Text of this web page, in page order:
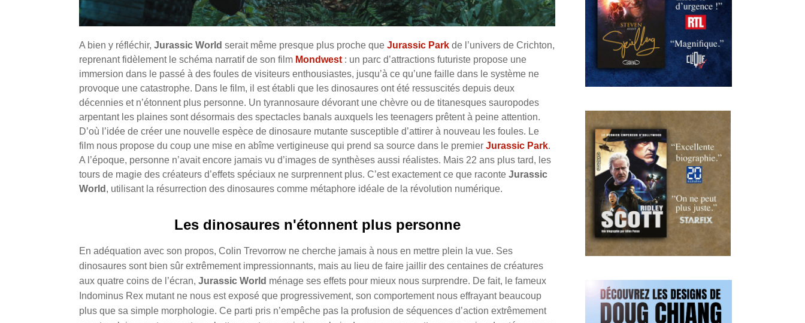
A bien y réfléchir, Jurassic World serait même presque plus proche que Jurassic Park de l’univers de Crichton,
reprenant fidèlement le schéma narratif de son film Mondwest : un parc d’attractions futuriste propose une
immersion dans le passé à des foules de visiteurs enthousiastes, jusqu’à ce qu’une faille dans le système ne
provoque une catastrophe. Dans le film, il est établi que les dinosaures ont été ressuscités depuis deux
décennies et n’étonnent plus personne. Un tyrannosaure dévorant une chèvre ou de titanesques sauropodes
arpentant les plaines sont désormais des spectacles banals auxquels les teenagers prêtent à peine attention.
D’où l’idée de créer une nouvelle espèce de dinosaure mutante susceptible d’attirer à nouveau les foules. Le
film nous propose du coup une mise en abîme vertigineuse qui prend sa source dans le premier Jurassic Park.
A l’époque, personne n’avait encore jamais vu d’images de synthèses aussi réalistes. Mais 22 ans plus tard, les
tours de magie des créateurs d’effets spéciaux ne surprennent plus. C’est exactement ce que raconte Jurassic
World , utilisant la résurrection des dinosaures comme métaphore idéale de la révolution numérique.
Les dinosaures n'étonnent plus personne
En adéquation avec son propos, Colin Trevorrow ne cherche jamais à nous en mettre plein la vue. Ses
dinosaures sont bien sûr extrêmement impressionnants, mais au lieu de faire jaillir des centaines de créatures
aux quatre coins de l’écran, Jurassic World ménage ses effets pour mieux nous surprendre. De fait, le fameux
Indominus Rex mutant ne nous est exposé que progressivement, son comportement nous effrayant beaucoup
plus que sa simple morphologie. Ce parti pris n’empêche pas la profusion de séquences d’action extrêmement